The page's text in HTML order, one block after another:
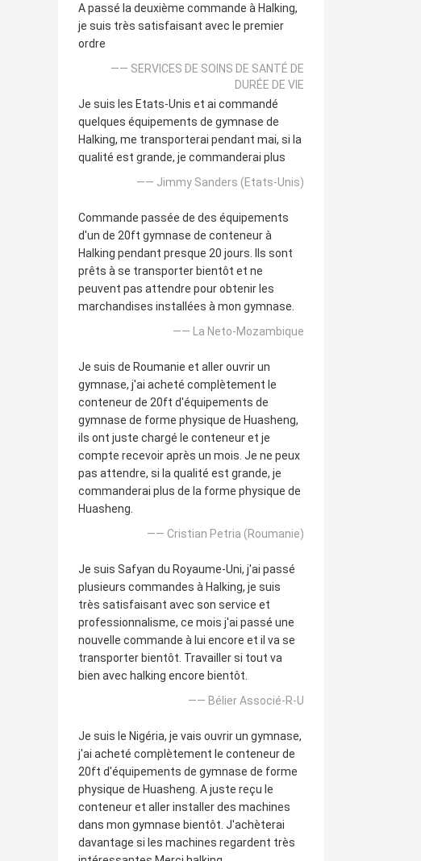
A passé la deuxième commande à Halking,
je suis très satisfaisant avec le premier
ordre
—— SERVICES DE SOINS DE SANTÉ DE
DURÉE DE VIE
Je suis les Etats-Unis et ai commandé
quelques équipements de gymnase de
Halking, me transporterai pendant mai, si la
qualité est grande, je commanderai plus
—— Jimmy Sanders (Etats-Unis)
Commande passée de des équipements
d'un de 20ft gymnase de conteneur à
Halking pendant presque 20 jours. Ils sont
prêts à se transporter bientôt et ne
peuvent pas attendre pour obtenir les
marchandises installées à mon gymnase.
—— La Neto-Mozambique
Je suis de Roumanie et aller ouvrir un
gymnase, j'ai acheté complètement le
conteneur de 20ft d'équipements de
gymnase de forme physique de Huasheng,
ils ont juste chargé le conteneur et je
compte recevoir après un mois. Je ne peux
pas attendre, si la qualité est grande, je
commanderai plus de la forme physique de
Huasheng.
—— Cristian Petria (Roumanie)
Je suis Safyan du Royaume-Uni, j'ai passé
plusieurs commandes à Halking, je suis
très satisfaisant avec son service et
professionnalisme, ce mois j'ai passé une
nouvelle commande à lui encore et il va se
transporter bientôt. Travailler si tout va
bien avec halking encore bientôt.
—— Bélier Associé-R-U
Je suis le Nigéria, je vais ouvrir un gymnase,
j'ai acheté complètement le conteneur de
20ft d'équipements de gymnase de forme
physique de Huasheng. A juste reçu le
conteneur et aller installer des machines
dans mon gymnase bientôt. J'achèterai
davantage si les machines regardent très